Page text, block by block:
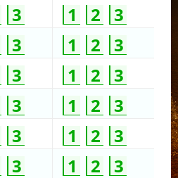
3 1 2
3
3 1 2
3
3 1 2
3
3 1 2
3
3 1 2
3
3 1 2
3